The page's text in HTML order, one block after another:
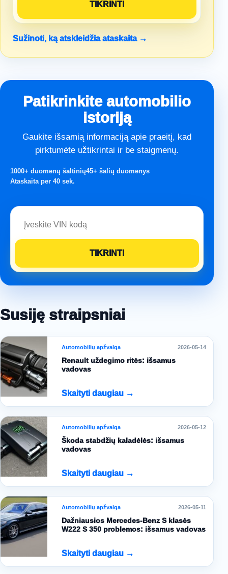
Sužinoti, ką atskleidžia ataskaita →
Patikrinkite automobilio
istoriją
Gaukite išsamią informaciją apie praeitį, kad
pirktumėte užtikrintai ir be staigmenų.
1000+ duomenų šaltinių45+ šalių duomenys
Ataskaita per 40 sek.
Susiję straipsniai
Automobilių apžvalga 2026-05-14
Renault uždegimo ritės: išsamus
vadovas
Skaityti daugiau →
Automobilių apžvalga 2026-05-12
Škoda stabdžių kaladėlės: išsamus
vadovas
Skaityti daugiau →
Automobilių apžvalga 2026-05-11
Dažniausios Mercedes-Benz S klasės
W222 S 350 problemos: išsamus vadovas
Skaityti daugiau →